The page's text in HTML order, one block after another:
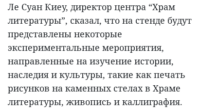
Ле Суан Киеу, директор центра “Храм
литературы”, сказал, что на стенде будут
представлены некоторые
экспериментальные мероприятия,
направленные на изучение истории,
наследия и культуры, такие как печать
рисунков на каменных стелах в Храме
литературы, живопись и каллиграфия.